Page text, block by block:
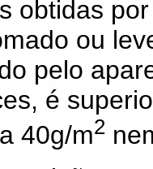
obtidas
ou
pelo
é
40g/m2